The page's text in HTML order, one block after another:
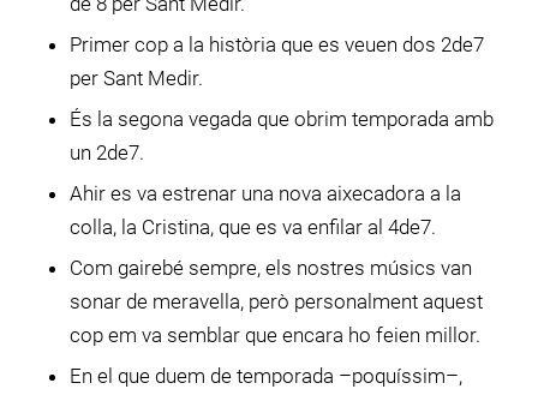
Primer cop a la història que es veuen dos 2de7
per Sant Medir.
És la segona vegada que obrim temporada amb
un 2de7.
Ahir es va estrenar una nova aixecadora a la
colla, la Cristina, que es va enfilar al 4de7.
Com gairebé sempre, els nostres músics van
sonar de meravella, però personalment aquest
cop em va semblar que encara ho feien millor.
En el que duem de temporada –poquíssim–,